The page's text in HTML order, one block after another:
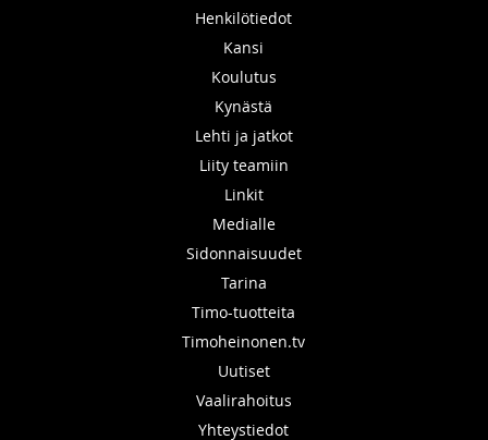
Henkilötiedot
Kansi
Koulutus
Kynästä
Lehti ja jatkot
Liity teamiin
Linkit
Medialle
Sidonnaisuudet
Tarina
Timo-tuotteita
Timoheinonen.tv
Uutiset
Vaalirahoitus
Yhteystiedot